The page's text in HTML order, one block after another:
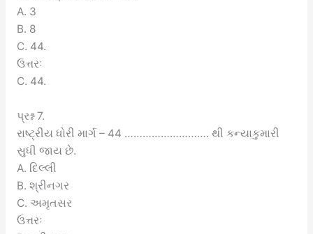
A. 3
B. 8
C. 44.
ઉત્તરઃ
C. 44.
પ્રશ્ન 7.
રાષ્ટ્રીય ધોરી માર્ગ – 44 ………………………. થી કન્યાકુમારી
સુધી જાય છે.
A. દિલ્લી
B. શ્રીનગર
C. અમૃતસર
ઉત્તરઃ